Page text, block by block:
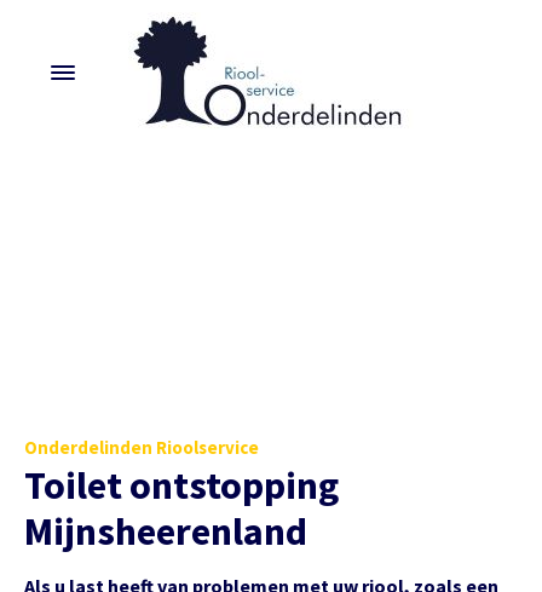
Onderdelinden Rioolservice
Toilet ontstopping
Mijnsheerenland
Als u last heeft van problemen met uw riool, zoals een